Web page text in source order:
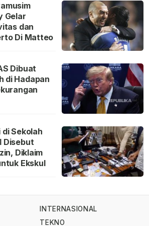
Gelar
dan
Di Matteo
Dibuat
di Hadapan
di Sekolah
Disebut
Diklaim
Ekskul
INTERNASIONAL
TEKNO